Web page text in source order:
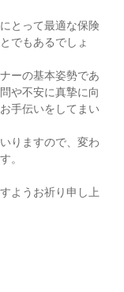
とって最適な保険
でもあるでしょ
ーの基本姿勢であ
や不安に真摯に向
手伝いをしてまい
りますので、変わ
。
ようお祈り申し上